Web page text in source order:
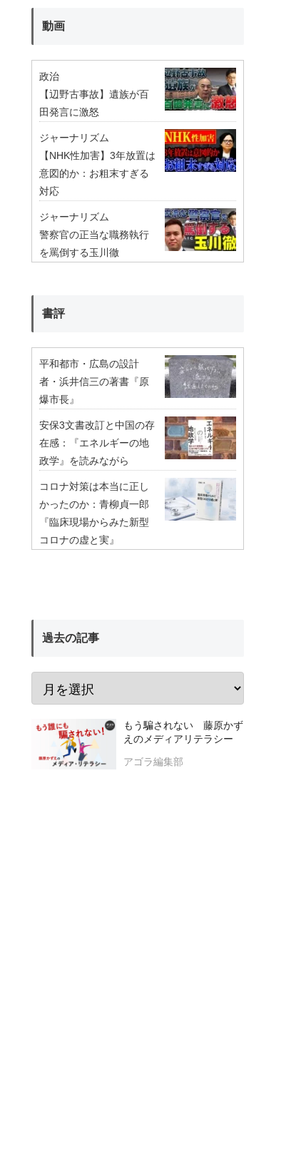
動画
政治
【辺野古事故】遺族が百
田発言に激怒
ジャーナリズム
【NHK性加害】3年放置は
意図的か：お粗末すぎる
対応
ジャーナリズム
警察官の正当な職務執行
を罵倒する玉川徹
書評
平和都市・広島の設計
者・浜井信三の著書『原
爆市長』
安保3文書改訂と中国の存
在感：『エネルギーの地
政学』を読みながら
コロナ対策は本当に正し
かったのか：青柳貞一郎
『臨床現場からみた新型
コロナの虚と実』
過去の記事
もう騙されない 藤原かず
えのメディアリテラシー
アゴラ編集部